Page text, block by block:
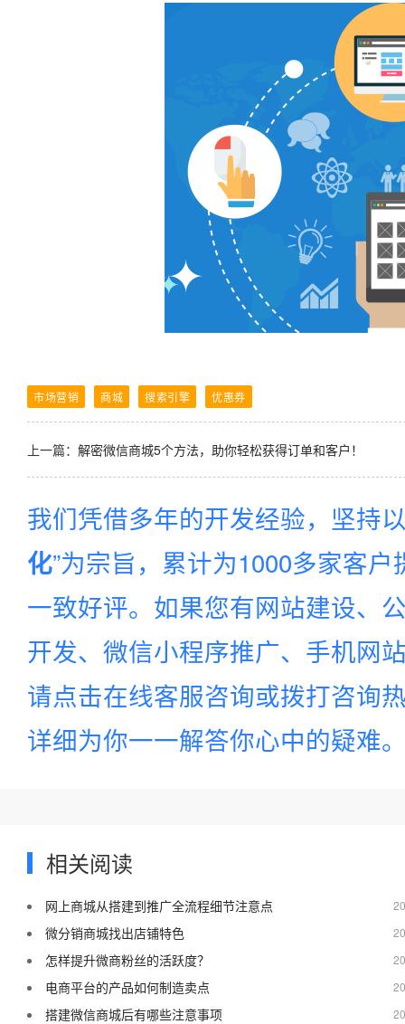
市场营销 商城 搜索引擎 优惠券
上一篇： 解密微信商城5个方法，助你轻松获得订单和客户！
我们凭借多年的开发经验，坚持
化”为宗旨，累计为1000多家客
一致好评。如果您有网站建设、
开发、微信小程序推广、手机网
请点击在线客服咨询或拨打咨询
详细为你一一解答你心中的疑难
相关阅读
网上商城从搭建到推广全流程细节注意点
微分销商城找出店铺特色
怎样提升微商粉丝的活跃度？
电商平台的产品如何制造卖点
搭建微信商城后有哪些注意事项